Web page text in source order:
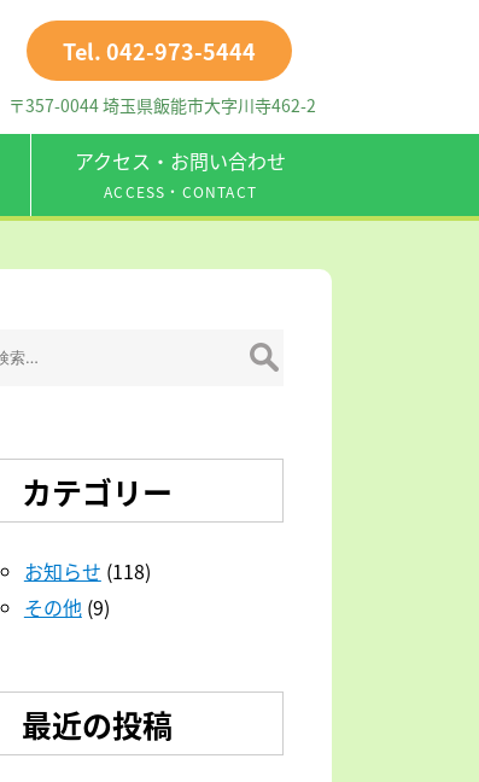
Tel. 042-973-5444
〒357-0044 埼玉県飯能市大字川寺462-2
アクセス・お問い合わせ
ACCESS・CONTACT
カテゴリー
お知らせ (118)
その他(9)
最近の投稿